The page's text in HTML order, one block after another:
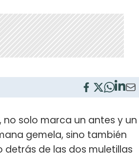
, no solo marca un antes y un
gemela, sino también
de las dos muletillas